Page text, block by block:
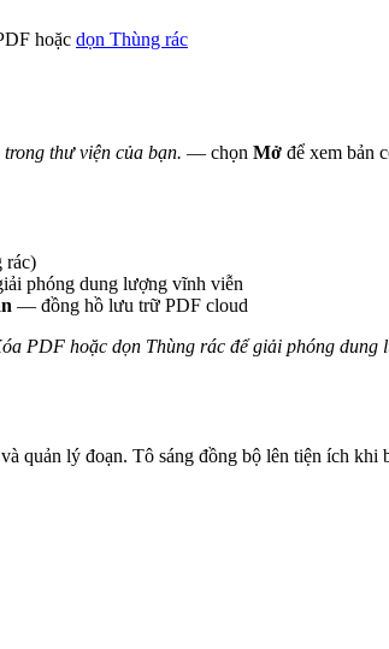
hoặc dọn Thùng rác
thư viện của bạn. — chọn Mở để xem bản
rác)
phóng dung lượng vĩnh viễn
— đồng hồ lưu trữ PDF cloud
PDF hoặc dọn Thùng rác để giải phóng dung
quản lý đoạn. Tô sáng đồng bộ lên tiện ích khi